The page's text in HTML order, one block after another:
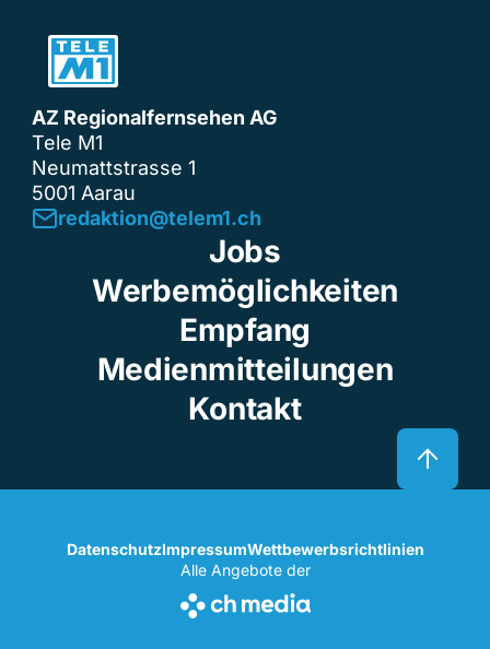
AZ Regionalfernsehen AG
Tele M1
Neumattstrasse 1
5001 Aarau
redaktion@telem1.ch
Jobs
Werbemöglichkeiten
Empfang
Medienmitteilungen
Kontakt
DatenschutzImpressumWettbewerbsrichtlinien
Alle Angebote der